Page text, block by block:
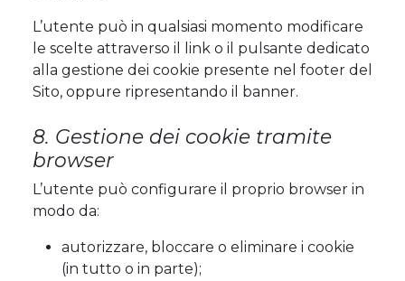
L’utente può in qualsiasi momento modificare
le scelte attraverso il link o il pulsante dedicato
alla gestione dei cookie presente nel footer del
Sito, oppure ripresentando il banner.
8. Gestione dei cookie tramite
browser
L’utente può configurare il proprio browser in
modo da:
autorizzare, bloccare o eliminare i cookie
(in tutto o in parte);